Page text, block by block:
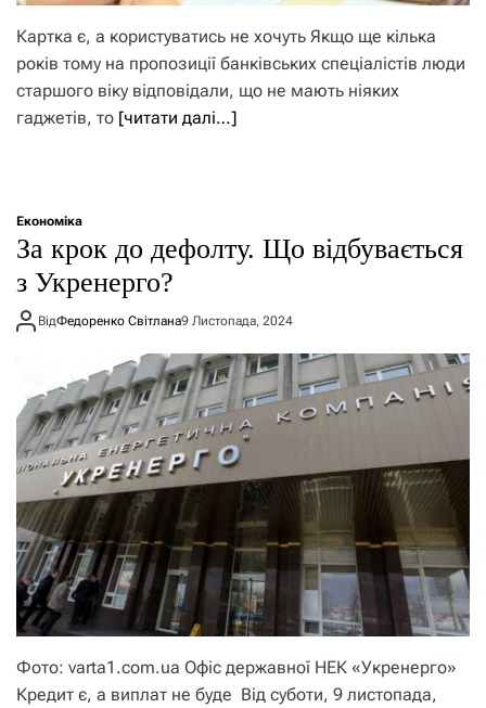
Картка є, а користуватись не хочуть Якщо ще кілька
років тому на пропозиції банківських спеціалістів люди
старшого віку відповідали, що не мають ніяких
гаджетів, то [читати далі…]
Економіка
​​За крок до дефолту. Що відбувається
з Укренерго?
ВідФедоренко Світлана9 Листопада, 2024
Фото: varta1.com.ua Офіс державної НЕК «Укренерго»
Кредит є, а виплат не буде Від суботи, 9 листопада,